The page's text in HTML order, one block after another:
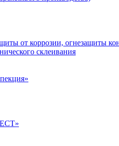
от коррозии, огнезащиты
склеивания